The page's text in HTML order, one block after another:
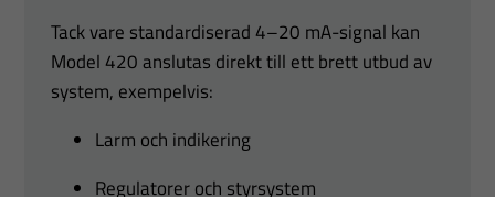
Tack vare standardiserad 4–20 mA-signal kan
Model 420 anslutas direkt till ett brett utbud av
system, exempelvis:
Larm och indikering
Regulatorer och styrsystem